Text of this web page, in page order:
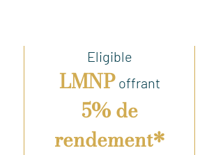
Eligible
LMNP offrant
5% de
rendement*